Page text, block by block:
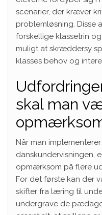
scenarier, der kræver
problemløsning. Disse
forskellige klassetrin
muligt at skræddersy
klasses behov og
skal man
Når man
danskundervisningen,
opmærksom på flere
For det første kan der
skifter fra læring til
undergrave de